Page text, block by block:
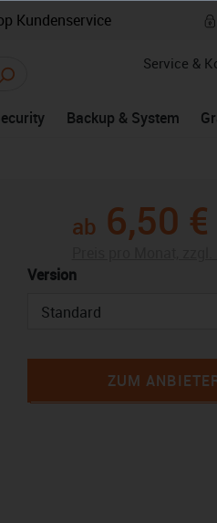
Kundenservice
Service &
Backup & System
ab 6,50 €
Versionauswählen
ZUM